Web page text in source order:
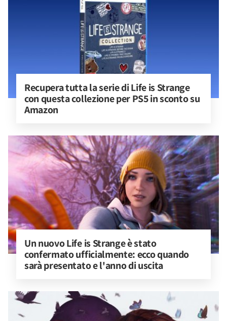
Recupera tutta la serie di Life is Strange
con questa collezione per PS5 in sconto su
Amazon
Un nuovo Life is Strange è stato
confermato ufficialmente: ecco quando
sarà presentato e l'anno di uscita